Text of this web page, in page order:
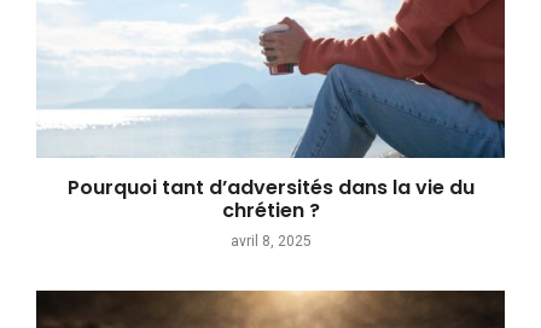
Pourquoi tant d’adversités dans la vie du
chrétien ?
avril 8, 2025